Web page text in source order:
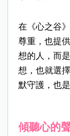
在《心之谷
尊重，也提
想的人，而
想，也就選
默守護，也
傾聽心的